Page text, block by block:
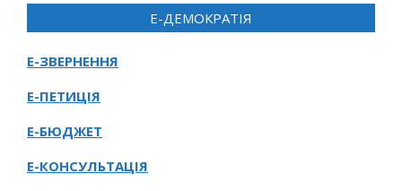
Е-ДЕМОКРАТІЯ
Е-ЗВЕРНЕННЯ
Е-ПЕТИЦІЯ
Е-БЮДЖЕТ
Е-КОНСУЛЬТАЦІЯ